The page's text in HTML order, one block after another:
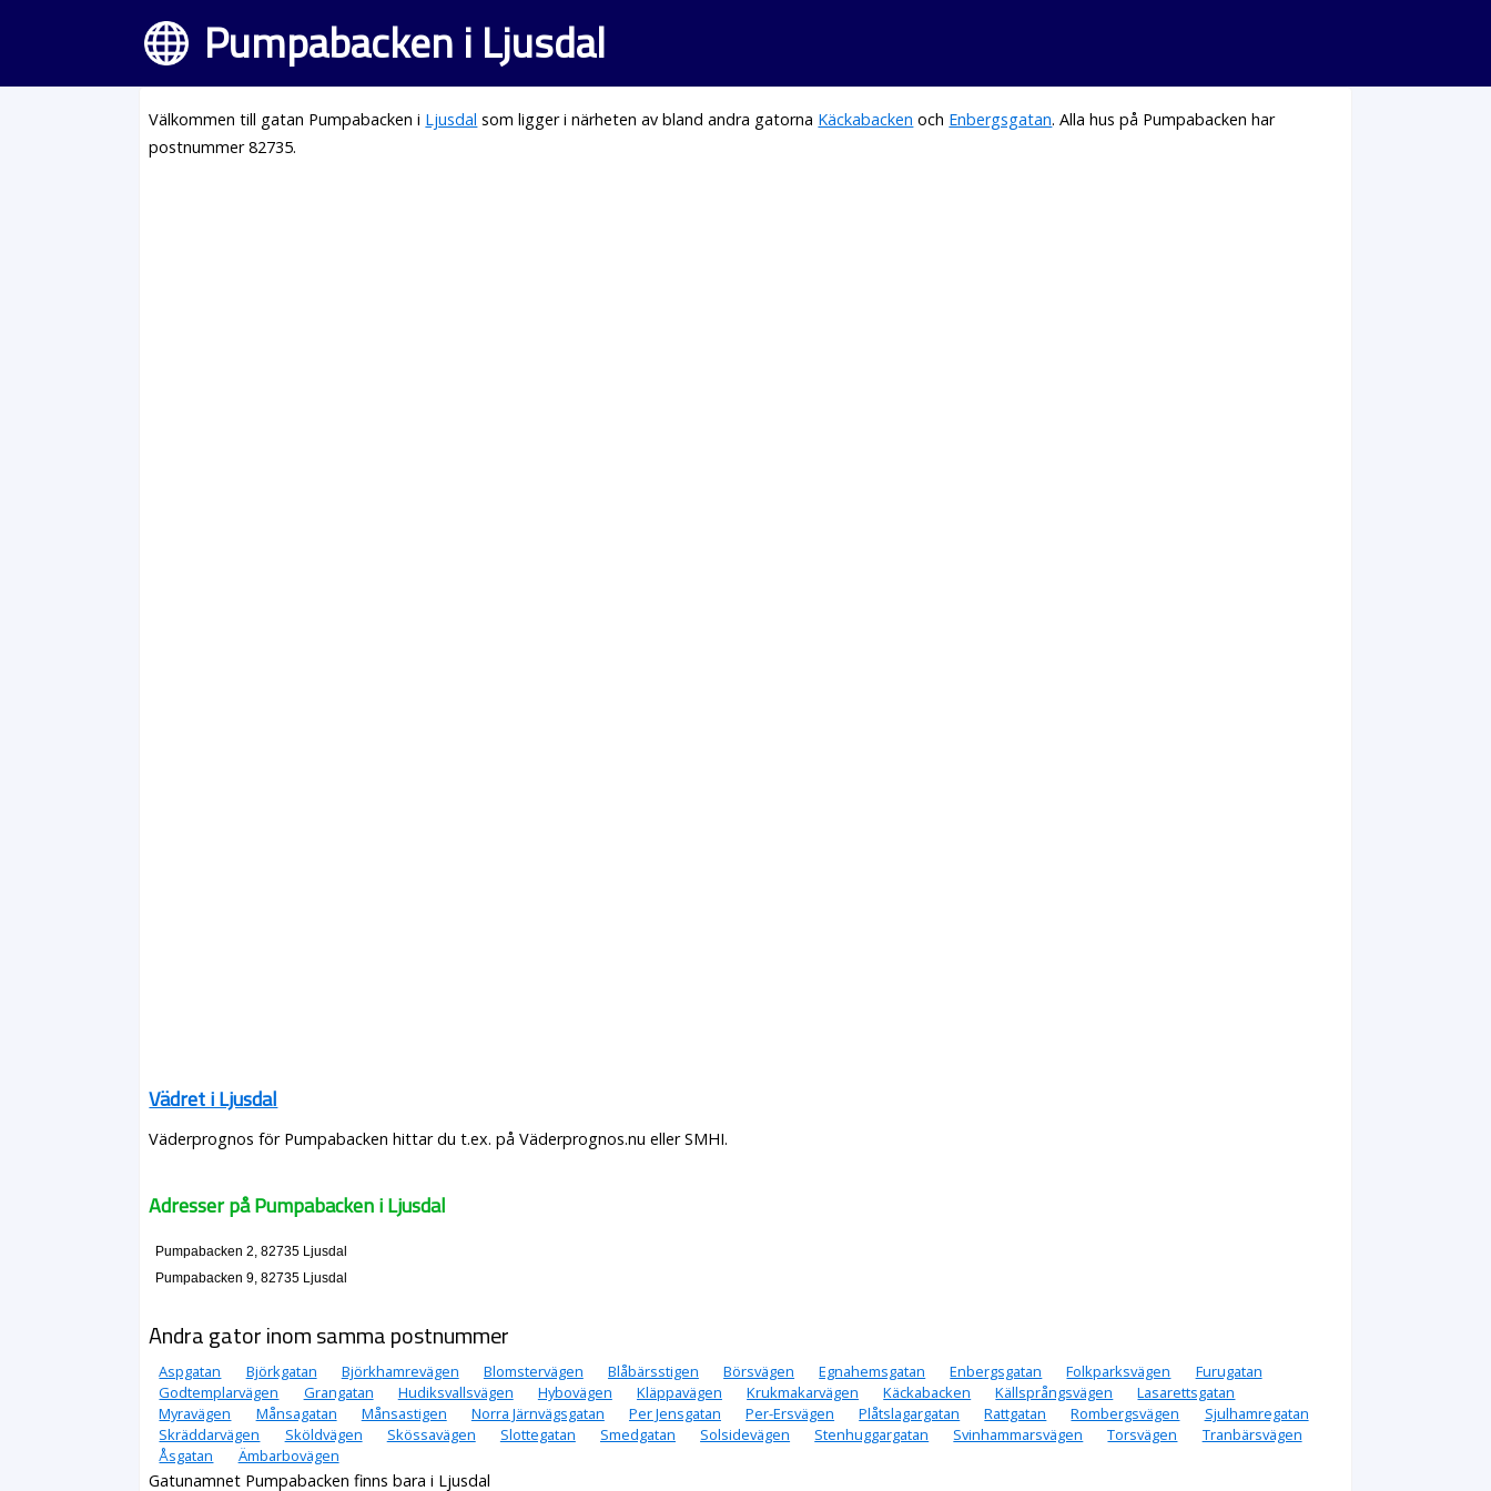
Pumpabacken i Ljusdal
Välkommen till gatan Pumpabacken i Ljusdal som ligger i närheten av bland andra gatorna Käckabacken och Enbergsgatan. Alla hus på Pumpabacken har
postnummer 82735.
Vädret i Ljusdal
Väderprognos för Pumpabacken hittar du t.ex. på Väderprognos.nu eller SMHI.
Adresser på Pumpabacken i Ljusdal
Pumpabacken 2, 82735 Ljusdal
Pumpabacken 9, 82735 Ljusdal
Andra gator inom samma postnummer
Aspgatan Björkgatan Björkhamrevägen Blomstervägen Blåbärsstigen Börsvägen Egnahemsgatan Enbergsgatan Folkparksvägen
Furugatan
Godtemplarvägen
Grangatan Hudiksvallsvägen Hybovägen Kläppavägen Krukmakarvägen Käckabacken Källsprångsvägen
Lasarettsgatan
Myravägen
Månsagatan Månsastigen Norra Järnvägsgatan Per Jensgatan Per-Ersvägen Plåtslagargatan Rattgatan Rombergsvägen
Sjulhamregatan
Skräddarvägen
Sköldvägen Skössavägen Slottegatan Smedgatan Solsidevägen Stenhuggargatan Svinhammarsvägen Torsvägen
Tranbärsvägen
Åsgatan
Ämbarbovägen
Gatunamnet Pumpabacken finns bara i Ljusdal